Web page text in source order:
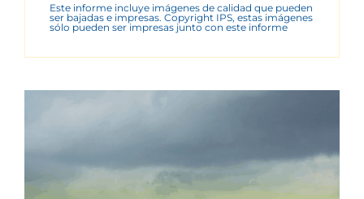
Este informe incluye imágenes de calidad que pueden
ser bajadas e impresas. Copyright IPS, estas imágenes
sólo pueden ser impresas junto con este informe